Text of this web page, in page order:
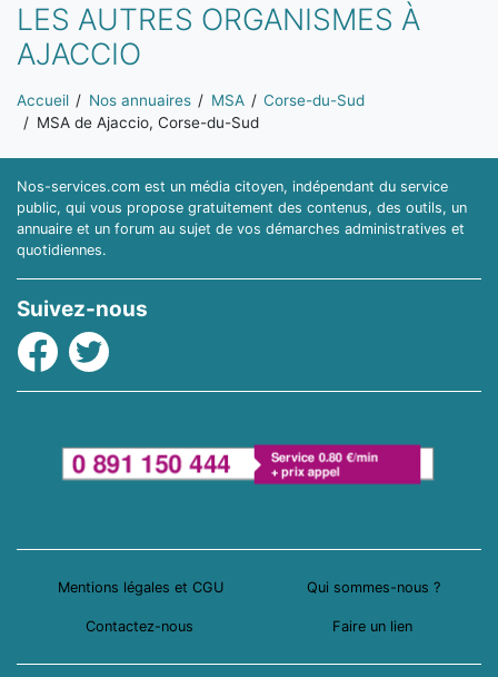
LES AUTRES ORGANISMES À
AJACCIO
Vous êtes ici:
Accueil Nos annuaires MSA
Corse-du-Sud
MSA de Ajaccio, Corse-du-Sud
Nos-services.com est un média citoyen, indépendant du service
public, qui vous propose gratuitement des contenus, des outils, un
annuaire et un forum au sujet de vos démarches administratives et
quotidiennes.
Suivez-nous
Facebook
Twitter
Mentions légales et CGU Qui sommes-nous ?
Contactez-nous Faire un lien